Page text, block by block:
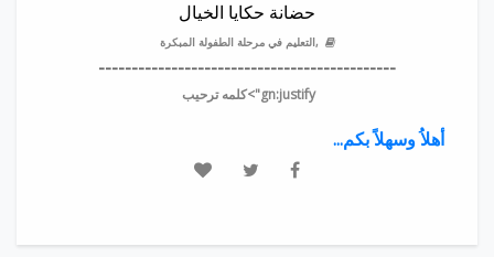
حضانة حكايا الخيال
,التعليم في مرحلة الطفولة المبكرة
---------------------------------------------
gn:justify"> كلمه ترحيب
أهلاُ وسهلاً بكم...